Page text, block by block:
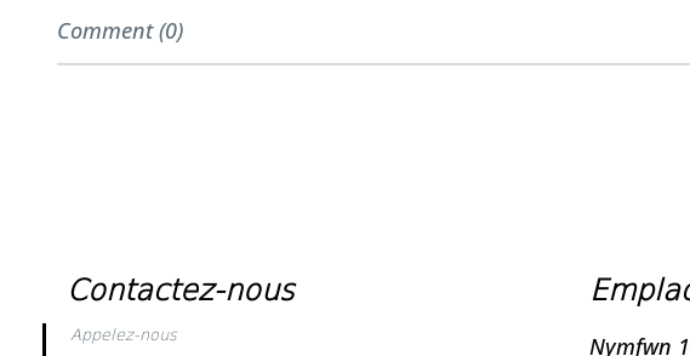
Comment (0)
Contactez-nous
Appelez-nous Nymfwn